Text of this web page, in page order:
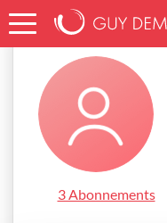
Accueil nathalieg_96db
3 Abonnements